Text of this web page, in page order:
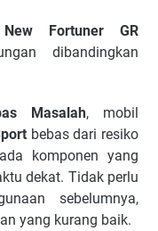
Fortuner GR
dibandingkan
Masalah, mobil
bebas dari resiko
komponen yang
dekat. Tidak perlu
sebelumnya,
yang kurang baik.